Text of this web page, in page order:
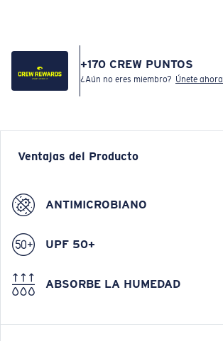
+170 CREW PUNTOS
¿Aún no eres miembro? Únete ahora
Ventajas del Producto
ANTIMICROBIANO
UPF 50+
ABSORBE LA HUMEDAD